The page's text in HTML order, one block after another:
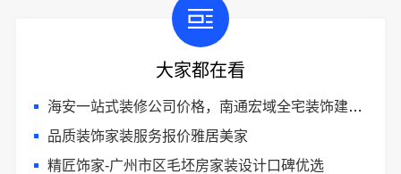
大家都在看
海安一站式装修公司价格，南通宏域全宅装饰建材有限公司报价透明
品质装饰家装服务报价雅居美家
精匠饰家-广州市区毛坯房家装设计口碑优选